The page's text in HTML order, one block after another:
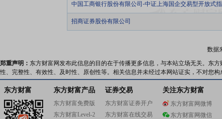
中国工商银行股份有限公司-中证上海国企交易型开放式
招商证券股份有限公司
数据
郑重声明： 东方财富网发布此信息的目的在于传播更多信息，与本站立场无关。东
性、完整性、有效性、及时性、原创性等。相关信息并未经过本网站证实，不对您
东方财富 东方财富产品
东方财富免费版
东方财富Level-2
证券交易
东方财富证券开户
东方财富在线交易
关注东方财富
东方财富网微博
东方财富网微信